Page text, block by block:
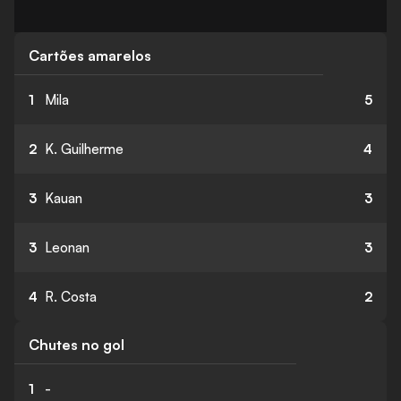
Cartões amarelos
1 Mila 5
2 K. Guilherme 4
3 Kauan 3
3 Leonan 3
4 R. Costa 2
Chutes no gol
1 -